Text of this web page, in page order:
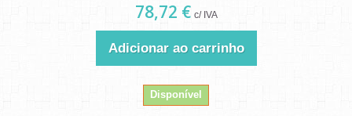
78,72 € c/ IVA
Adicionar ao carrinho
Disponível